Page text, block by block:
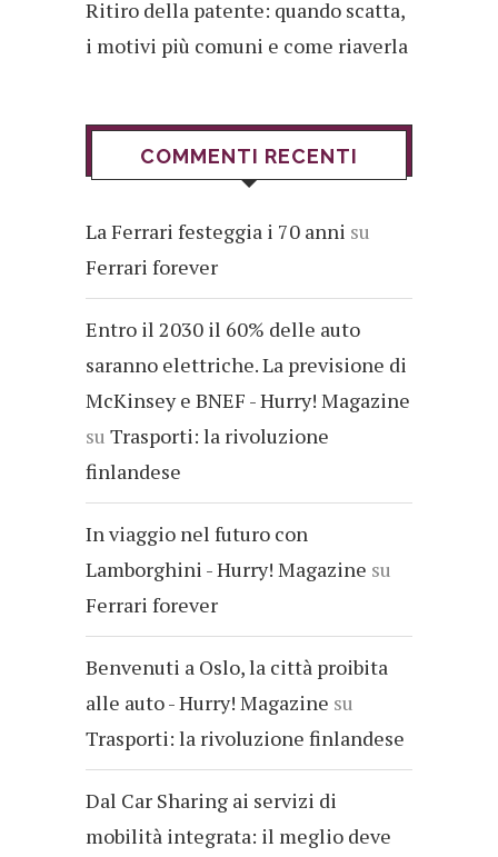
Ritiro della patente: quando scatta,
i motivi più comuni e come riaverla
COMMENTI RECENTI
La Ferrari festeggia i 70 anni su
Ferrari forever
Entro il 2030 il 60% delle auto
saranno elettriche. La previsione di
McKinsey e BNEF - Hurry! Magazine
su Trasporti: la rivoluzione
finlandese
In viaggio nel futuro con
Lamborghini - Hurry! Magazine su
Ferrari forever
Benvenuti a Oslo, la città proibita
alle auto - Hurry! Magazine su
Trasporti: la rivoluzione finlandese
Dal Car Sharing ai servizi di
mobilità integrata: il meglio deve